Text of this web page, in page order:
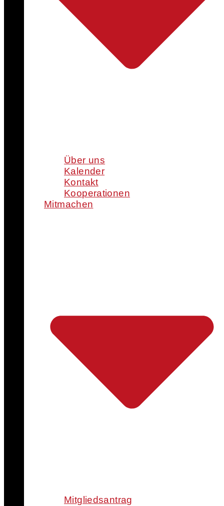
Über uns
Kalender
Kontakt
Kooperationen
Mitmachen
Mitgliedsantrag